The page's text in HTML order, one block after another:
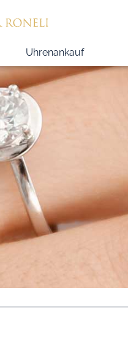
Uhrenankauf